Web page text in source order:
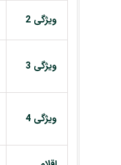
ویژگی 2
ویژگی 3
ویژگی 4